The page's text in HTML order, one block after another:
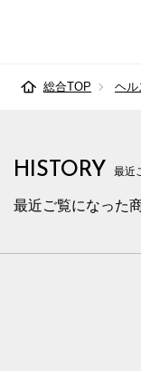
総合TOP ヘル
HISTORY 最近
最近ご覧になった